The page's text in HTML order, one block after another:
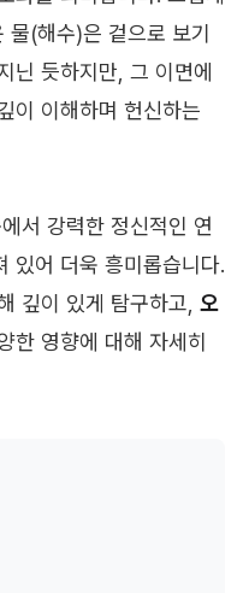
물(해수)은 겉으로 보기
닌 듯하지만, 그 이면에
이 이해하며 헌신하는
서 강력한 정신적인 연
있어 더욱 흥미롭습니다.
깊이 있게 탐구하고, 오
한 영향에 대해 자세히